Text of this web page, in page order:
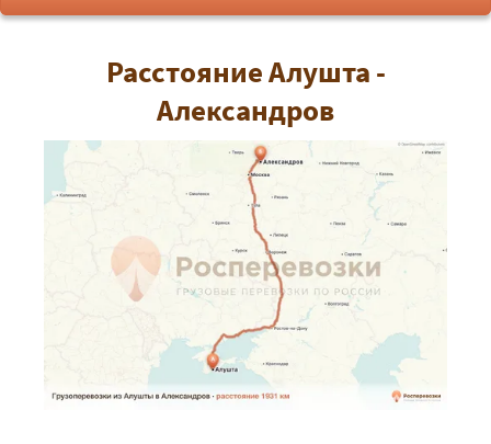
Расстояние Алушта -
Александров